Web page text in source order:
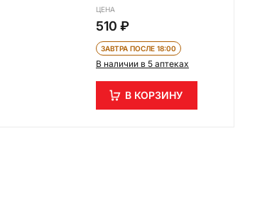
ЦЕНА
510 ₽
ЗАВТРА ПОСЛЕ 18:00
В наличии в 5 аптеках
В КОРЗИНУ